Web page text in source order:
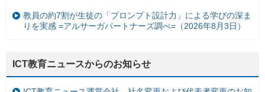
教員の約7割が生徒の「プロンプト設計力」による学びの深ま
りを実感 =アルサーガパートナーズ調べ=（2026年8月3日）
ICT教育ニュースからのお知らせ